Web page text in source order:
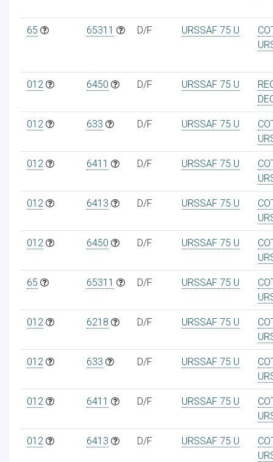
65 65311 D/F URSSAF 75 U
012 6450 D/F URSSAF 75 U
012 633 D/F URSSAF 75 U
012 6411 D/F URSSAF 75 U
012 6413 D/F URSSAF 75 U
012 6450 D/F URSSAF 75 U
65 65311 D/F URSSAF 75 U
012 6218 D/F URSSAF 75 U
012 633 D/F URSSAF 75 U
012 6411 D/F URSSAF 75 U
012 6413 D/F URSSAF 75 U